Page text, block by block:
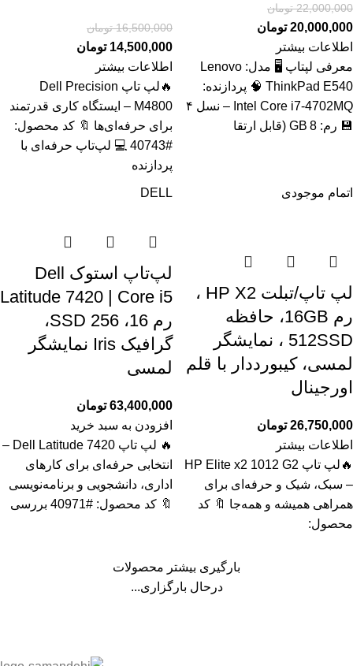
22,000,000 تومان
20,000,000 تومان
اطلاعات بیشتر
معرفی لپتاپ 🖥️ مدل: Lenovo
ThinkPad E540 🧠 پردازنده:
Intel Core i7‑4702MQ – نسل ۴
💾 رم: 8 GB (قابل ارتقا
16,500,000 تومان
14,500,000 تومان
اطلاعات بیشتر
🔥لپ تاپ Dell Precision
M4800 – ایستگاه کاری قدرتمند
برای حرفه‌ای‌ها 🔖 کد محصول:
#40743 💻 لپ‌تاپ حرفه‌ای با
پردازنده
اتمام موجودی
لپ تاپ/تبلت HP X2 ،
رم 16GB، حافظه
512SSD ، نمایشگر
لمسی، کیبورددار با قلم
اورجینال
26,750,000 تومان
اطلاعات بیشتر
🔥لپ تاپ HP Elite x2 1012 G2
– سبک، شیک و حرفه‌ای برای
همراهی همیشه و همه‌جا 🔖 کد
محصول:
DELL
لپ‌تاپ استوک Dell
Latitude 7420 | Core i5
رم 16، SSD 256،
گرافیک Iris نمایشگر
لمسی
63,400,000 تومان
افزودن به سبد خرید
🔥 لپ تاپ Dell Latitude 7420 –
انتخابی حرفه‌ای برای کارهای
اداری، دانشجویی و برنامه‌نویسی
🔖 کد محصول: #40971 بررسی
بارگیری بیشتر محصولات
درحال بارگزاری...